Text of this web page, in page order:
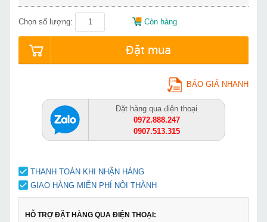
Chọn số lượng: Còn hàng
Đặt mua
BÁO GIÁ NHANH
Đặt hàng qua điện thoại
0972.888.247
0907.513.315
THANH TOÁN KHI NHẬN HÀNG
GIAO HÀNG MIỄN PHÍ NỘI THÀNH
HỖ TRỢ ĐẶT HÀNG QUA ĐIỆN THOẠI: